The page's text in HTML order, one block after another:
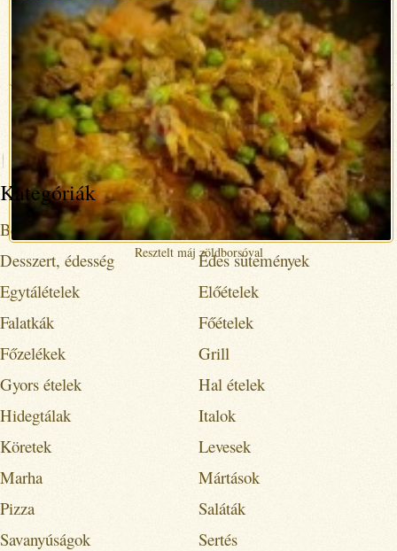
Indiai, paradicsomos csirkecombok
Resztelt máj zöldborsóval
Kategóriák
Befőttek
Bogrács
Desszert, édesség
Édes sütemények
Egytálételek
Előételek
Falatkák
Főételek
Főzelékek
Grill
Gyors ételek
Hal ételek
Hidegtálak
Italok
Köretek
Levesek
Marha
Mártások
Pizza
Saláták
Savanyúságok
Sertés